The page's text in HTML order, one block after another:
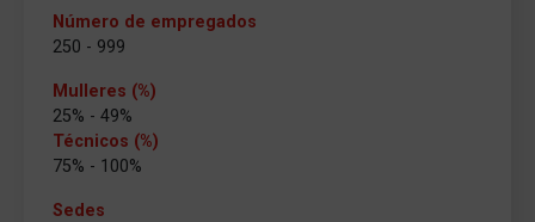
Número de empregados
250 - 999
Mulleres (%)
25% - 49%
Técnicos (%)
75% - 100%
Sedes